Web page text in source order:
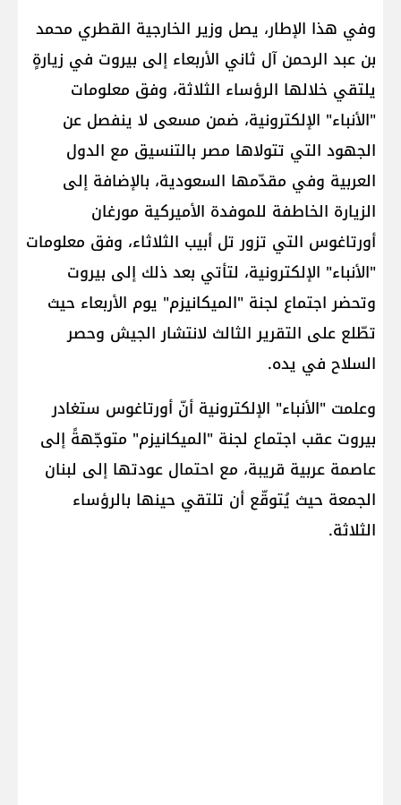
وفي هذا الإطار، يصل وزير الخارجية القطري محمد
بن عبد الرحمن آل ثاني الأربعاء إلى بيروت في زيارةٍ
يلتقي خلالها الرؤساء الثلاثة، وفق معلومات
"الأنباء" الإلكترونية، ضمن مسعى لا ينفصل عن
الجهود التي تتولاها مصر بالتنسيق مع الدول
العربية وفي مقدّمها السعودية، بالإضافة إلى
الزيارة الخاطفة للموفدة الأميركية مورغان
أورتاغوس التي تزور تل أبيب الثلاثاء، وفق معلومات
"الأنباء" الإلكترونية، لتأتي بعد ذلك إلى بيروت
وتحضر اجتماع لجنة "الميكانيزم" يوم الأربعاء حيث
تطّلع على التقرير الثالث لانتشار الجيش وحصر
السلاح في يده.
وعلمت "الأنباء" الإلكترونية أنّ أورتاغوس ستغادر
بيروت عقب اجتماع لجنة "الميكانيزم" متوجّهةً إلى
عاصمة عربية قريبة، مع احتمال عودتها إلى لبنان
الجمعة حيث يُتوقّع أن تلتقي حينها بالرؤساء
الثلاثة.